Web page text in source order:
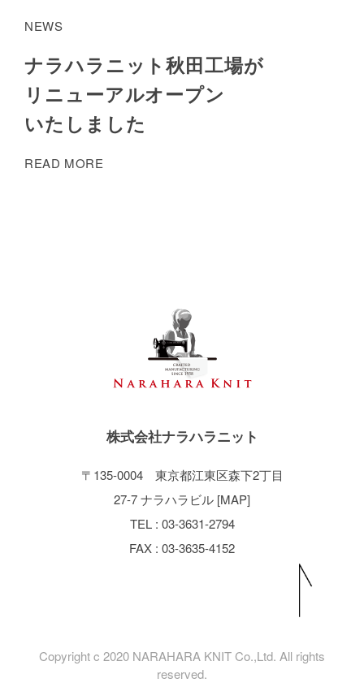
NEWS
ナラハラニット秋田工場が
リニューアルオープン
いたしました
READ MORE
株式会社ナラハラニット
〒135-0004 東京都江東区森下2丁目
27-7 ナラハラビル [MAP]
TEL : 03-3631-2794
FAX : 03-3635-4152
Copyright c 2020 NARAHARA KNIT Co.,Ltd. All rights
reserved.